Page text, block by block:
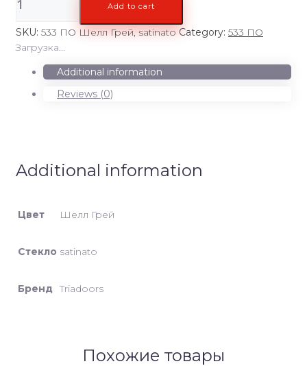
ПО
Грей,
satinato
quantity
Add to cart
SKU: 533 ПО Шелл Грей, satinato Category: 533 ПО
Загрузка...
Additional information
Reviews (0)
Additional information
Цвет Шелл Грей
Стекло satinato
Бренд Triadoors
Похожие товары